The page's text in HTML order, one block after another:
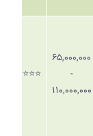
۶۵,۰۰۰,۰۰۰
-
۱۱۰,۰۰۰,۰۰۰
⭐️⭐️⭐️⭐️⭐️